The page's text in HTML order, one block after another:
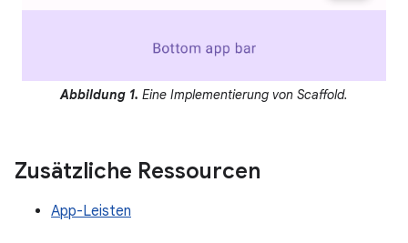
Abbildung 1. Eine Implementierung von Scaffold.
Zusätzliche Ressourcen
App-Leisten